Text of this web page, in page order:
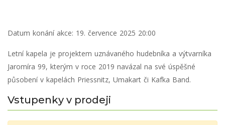
Datum konání akce: 19. července 2025 20:00
Letní kapela je projektem uznávaného hudebníka a výtvarníka
Jaromíra 99, kterým v roce 2019 navázal na své úspěšné
působení v kapelách Priessnitz, Umakart či Kafka Band.
Vstupenky v prodeji